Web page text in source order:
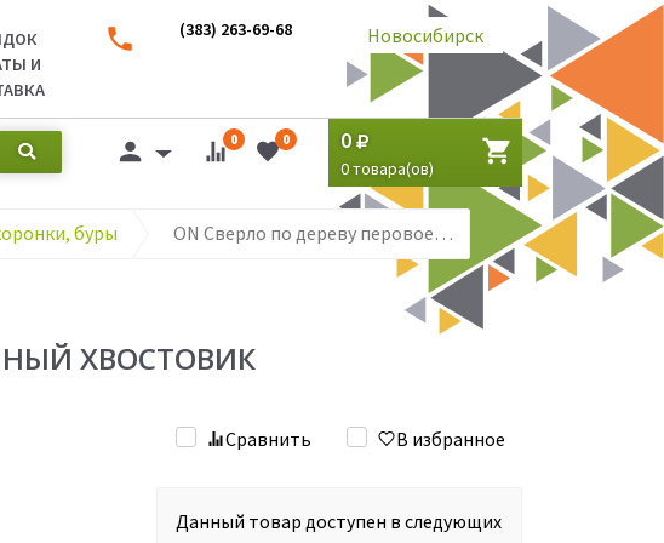
И
(383) 263-69-68 Новосибирск
0 0 0
0товара(ов)
буры ON Сверло по дереву перовое 30х152мм, шестигранный хвостовик
ХВОСТОВИК
Сравнить В избранное
Данный товар доступен в следующих